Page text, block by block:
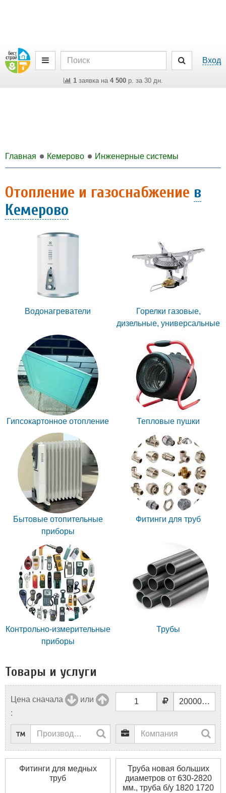
Вход
1заявка на 4 500р. за 30 дн.
Главная Кемерово Инженерные системы
Отопление и газоснабжение в
Кемерово
Водонагреватели
Горелки газовые,
дизельные, универсальные
Гипсокартонное отопление Тепловые пушки
Бытовые отопительные
приборы
Фитинги для труб
Контрольно-измерительные
приборы
Трубы
Товары и услуги
Цена сначала
или
:
Фитинги для медных
труб
Труба новая больших
диаметров от 630-2820
мм., труба б/у 1820 1720